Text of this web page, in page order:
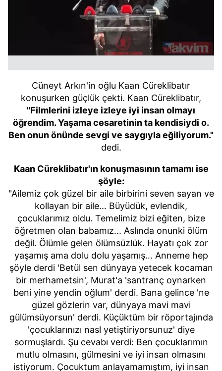
Cüneyt Arkın'in oğlu Kaan Cüreklibatır
konuşurken güçlük çekti. Kaan Cüreklibatır,
"Filmlerini izleye izleye iyi insan olmayı
öğrendim. Yaşama cesaretinin ta kendisiydi o.
Ben onun önünde sevgi ve saygıyla eğiliyorum."
dedi.
Kaan Cüreklibatır'ın konuşmasının tamamı ise
şöyle:
"Ailemiz çok güzel bir aile birbirini seven sayan ve
kollayan bir aile... Büyüdük, evlendik,
çocuklarımız oldu. Temelimiz bizi eğiten, bize
öğretmen olan babamız... Aslında onunki ölüm
değil. Ölümle gelen ölümsüzlük. Hayatı çok zor
yaşamış ama dolu dolu yaşamış… Anneme hep
şöyle derdi 'Betül sen dünyaya yetecek kocaman
bir merhametsin', Murat'a 'santranç oynarken
beni yine yendin oğlum' derdi. Bana gelince 'ne
güzel gözlerin var, dünyaya mavi mavi
gülümsüyorsun' derdi. Küçüktüm bir röportajında
'çocuklarınızı nasl yetiştiriyorsunuz' diye
sormuşlardı. Şu cevabı verdi: Ben çocuklarımın
mutlu olmasını, gülmesini ve iyi insan olmasını
istiyorum. Çocuktum anlayamamıştım, iyi insan